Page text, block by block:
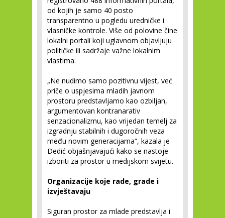
od kojih je samo 40 posto
transparentno u pogledu uredničke i
vlasničke kontrole. Više od polovine čine
lokalni portali koji uglavnom objavljuju
političke ili sadržaje važne lokalnim
vlastima.
„Ne nudimo samo pozitivnu vijest, već
priče o uspjesima mladih javnom
prostoru predstavljamo kao ozbiljan,
argumentovan kontranarativ
senzacionalizmu, kao vrijedan temelj za
izgradnju stabilnih i dugoročnih veza
među novim generacijama“, kazala je
Dedić objašnjavajući kako se nastoje
izboriti za prostor u medijskom svijetu.
Organizacije koje rade, grade i
izvještavaju
Siguran prostor za mlade predstavlja i